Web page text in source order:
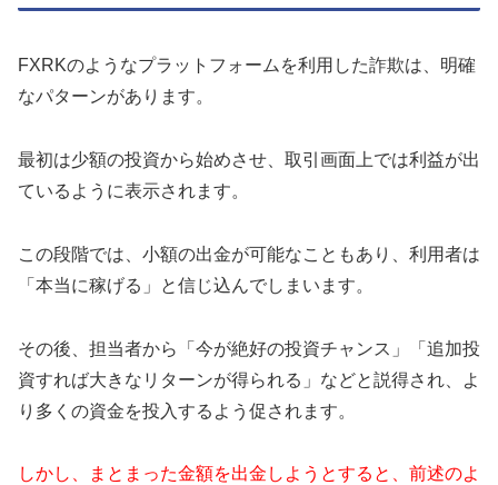
FXRKのようなプラットフォームを利用した詐欺は、明確
なパターンがあります。
最初は少額の投資から始めさせ、取引画面上では利益が出
ているように表示されます。
この段階では、小額の出金が可能なこともあり、利用者は
「本当に稼げる」と信じ込んでしまいます。
その後、担当者から「今が絶好の投資チャンス」「追加投
資すれば大きなリターンが得られる」などと説得され、よ
り多くの資金を投入するよう促されます。
しかし、まとまった金額を出金しようとすると、前述のよ